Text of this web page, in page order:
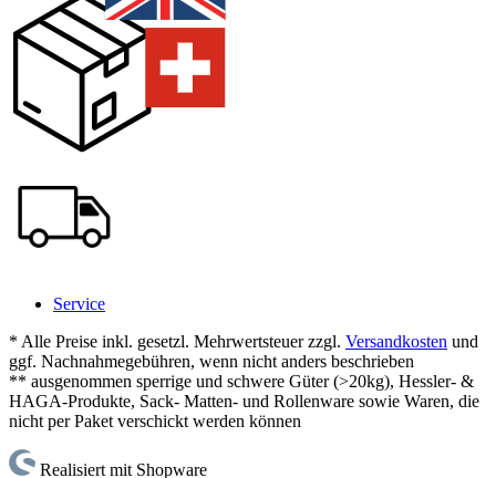
Service
* Alle Preise inkl. gesetzl. Mehrwertsteuer zzgl. Versandkosten und
ggf. Nachnahmegebühren, wenn nicht anders beschrieben
** ausgenommen sperrige und schwere Güter (>20kg), Hessler- &
HAGA-Produkte, Sack- Matten- und Rollenware sowie Waren, die
nicht per Paket verschickt werden können
Realisiert mit Shopware